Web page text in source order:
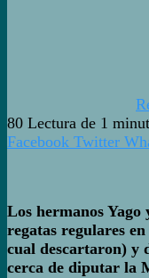
80 Lectura de 1
Facebook Twitter
Los hermanos
regatas regulares
cual descartaron) y
cerca de diputar la